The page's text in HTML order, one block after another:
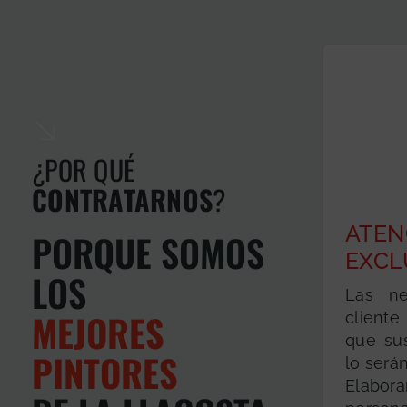
¿POR QUÉ
CONTRATARNOS?
PORQUE SOMOS
LOS
MEJORES
PINTORES
Las
que
lo